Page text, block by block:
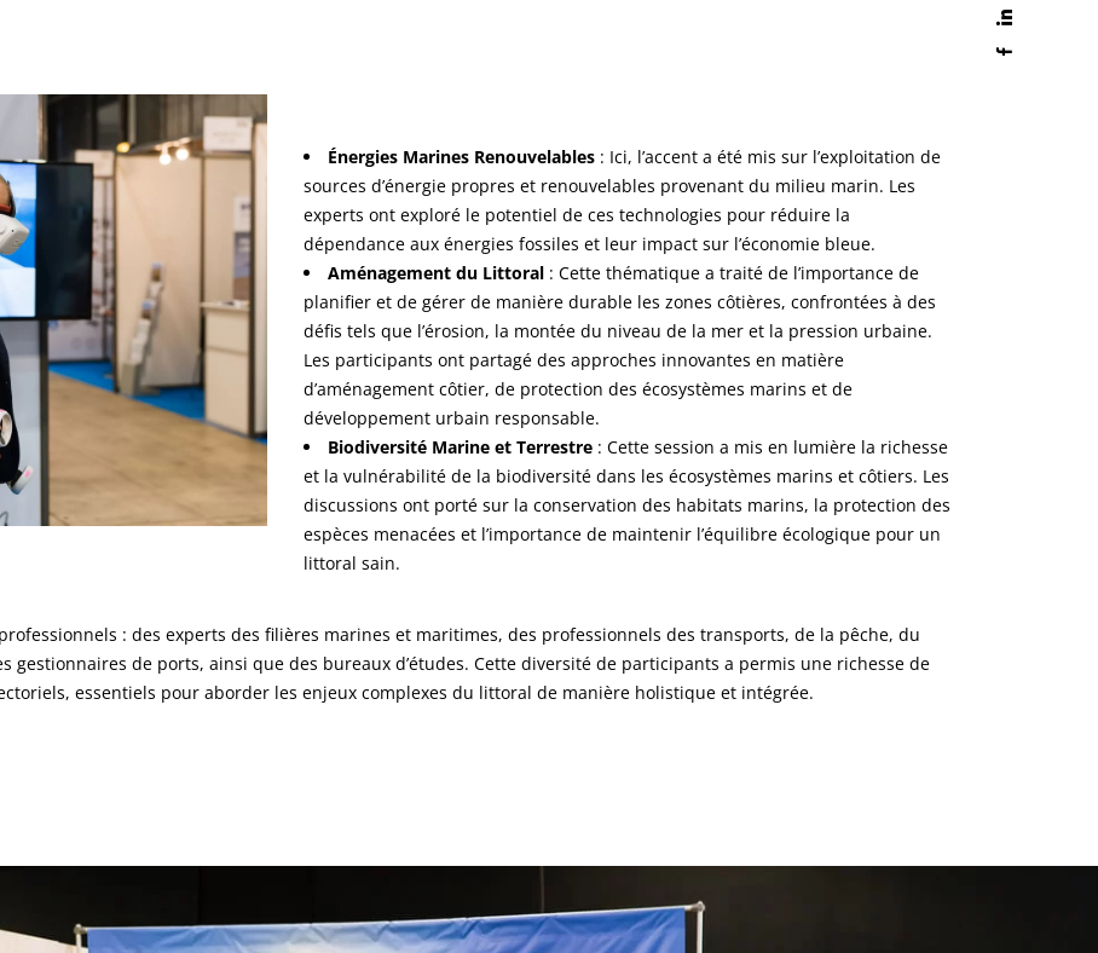
Énergies Marines Renouvelables : Ici, l’accent a été mis sur l’exploitation de
sources d’énergie propres et renouvelables provenant du milieu marin. Les
experts ont exploré le potentiel de ces technologies pour réduire la
dépendance aux énergies fossiles et leur impact sur l’économie bleue.
Aménagement du Littoral : Cette thématique a traité de l’importance de
planifier et de gérer de manière durable les zones côtières, confrontées à des
défis tels que l’érosion, la montée du niveau de la mer et la pression urbaine.
Les participants ont partagé des approches innovantes en matière
d’aménagement côtier, de protection des écosystèmes marins et de
développement urbain responsable.
Biodiversité Marine et Terrestre : Cette session a mis en lumière la richesse
et la vulnérabilité de la biodiversité dans les écosystèmes marins et côtiers. Les
discussions ont porté sur la conservation des habitats marins, la protection des
espèces menacées et l’importance de maintenir l’équilibre écologique pour un
littoral sain.
: des experts des filières marines et maritimes, des professionnels des transports, de la pêche, du
de ports, ainsi que des bureaux d’études. Cette diversité de participants a permis une richesse de
essentiels pour aborder les enjeux complexes du littoral de manière holistique et intégrée.